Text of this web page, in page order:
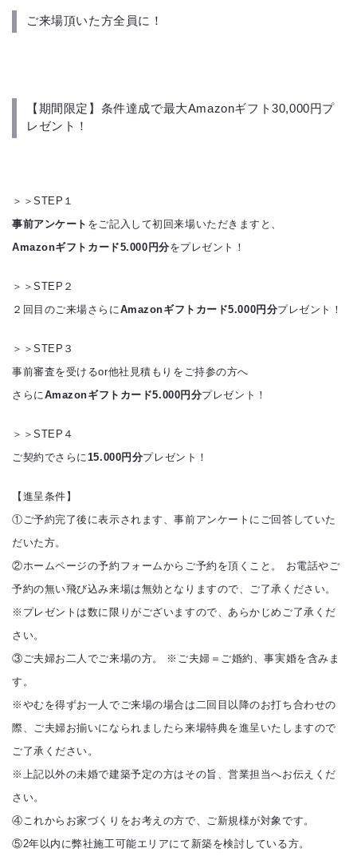
ご来場頂いた方全員に！
【期間限定】条件達成で最大Amazonギフト30,000円プ
レゼント！
＞＞STEP１
事前アンケート をご記入して初回来場いただきますと、
Amazonギフトカード5.000円分をプレゼント！
＞＞STEP２
２回目のご来場さらにAmazonギフトカード5.000円分プレゼント！
＞＞STEP３
事前審査を受けるor他社見積もりをご持参の方へ
さらにAmazonギフトカード5.000円分プレゼント！
＞＞STEP４
ご契約でさらに15.000円分プレゼント！
【進呈条件】
①ご予約完了後に表示されます、事前アンケートにご回答していた
だいた方。
②ホームページの予約フォームからご予約を頂くこと。 お電話やご
予約の無い飛び込み来場は無効となりますので、ご了承ください。
※プレゼントは数に限りがございますので、あらかじめご了承くだ
さい。
③ご夫婦お二人でご来場の方。 ※ご夫婦＝ご婚約、事実婚を含みま
す。
※やむを得ずお一人でご来場の場合は二回目以降のお打ち合わせの
際、ご夫婦お揃いになられましたら来場特典を進呈いたしますので
ご了承ください。
※上記以外の未婚で建築予定の方はその旨、営業担当へお伝えくだ
さい。
④これからお家づくりをお考えの方で、ご新規様が対象です。
⑤2年以内に弊社施工可能エリアにて新築を検討している方。